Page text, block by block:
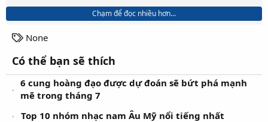
Quy định vận chuyển trẻ em trên
chuyến bay EVA Air
Ngay khiĐặt vé máy bay đi Đài Bắc giá rẻ. Hành khách cần
cung cấp thông tin cho chúng tôi biết về việc đi cùng trẻ . Để
trẻ được ngồi cạnh bố mẹ hoặc người thân. Tuyệt đối không
đặt chỗ ngồi riêng lẻ cho trẻ em trên chuyến bay.
Chạm để đọc nhiều hơn...
T
g
s
None
Có thể bạn sẽ thích
6 cung hoàng đạo được dự đoán sẽ bứt phá mạnh
mẽ trong tháng 7
Top 10 nhóm nhạc nam Âu Mỹ nổi tiếng nhất